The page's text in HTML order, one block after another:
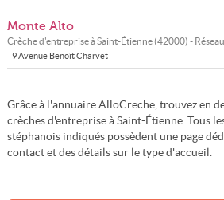
Monte Alto
Crèche d'entreprise àSaint-Étienne(42000) - Réseau
9 Avenue Benoît Charvet
Grâce à l'annuaire AlloCreche, trouvez en
crèches d'entreprise à Saint-Étienne. Tous
stéphanois indiqués possèdent une page
contact et des détails sur le type d'accueil.